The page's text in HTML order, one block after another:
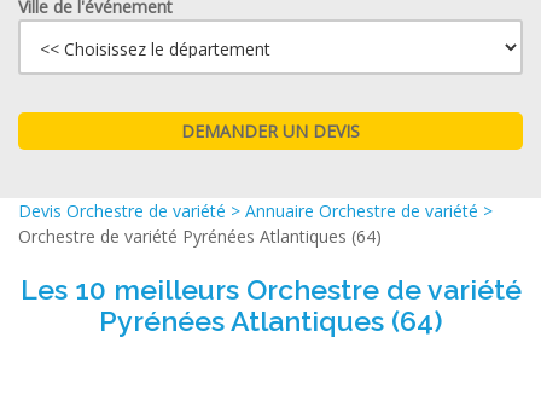
Ville de l'événement
Devis Orchestre de variété > Annuaire Orchestre de variété >
Orchestre de variété Pyrénées Atlantiques (64)
Les 10 meilleurs Orchestre de variété
Pyrénées Atlantiques (64)